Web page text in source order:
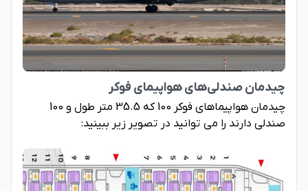
چیدمان صندلی‌های هواپیمای فوکر
چیدمان هواپیماهای فوکر 100 که 35.5 متر طول و 100
صندلی دارند را می توانید در تصویر زیر ببینید: